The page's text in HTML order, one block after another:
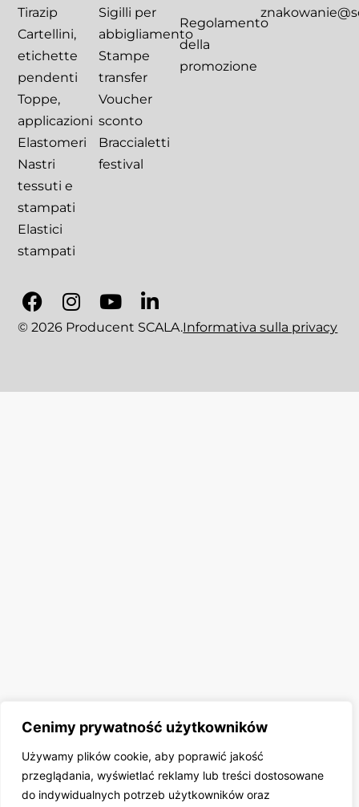
Cenimy prywatność użytkowników
Używamy plików cookie, aby poprawić jakość
przeglądania, wyświetlać reklamy lub treści dostosowane
do indywidualnych potrzeb użytkowników oraz
Tirazip
Cartellini,
etichette
pendenti
Toppe,
applicazioni
Elastomeri
Nastri
tessuti e
stampati
Elastici
stampati
Sigilli per
abbigliamento
Stampe
transfer
Voucher
sconto
Braccialetti
festival
Regolamento
della
promozione
© 2026 Producent SCALA.Informativa sulla privacy